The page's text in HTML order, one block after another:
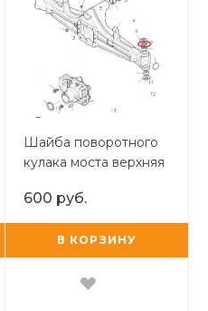
Шайба поворотного
кулака моста верхняя
600 руб.
В КОРЗИНУ